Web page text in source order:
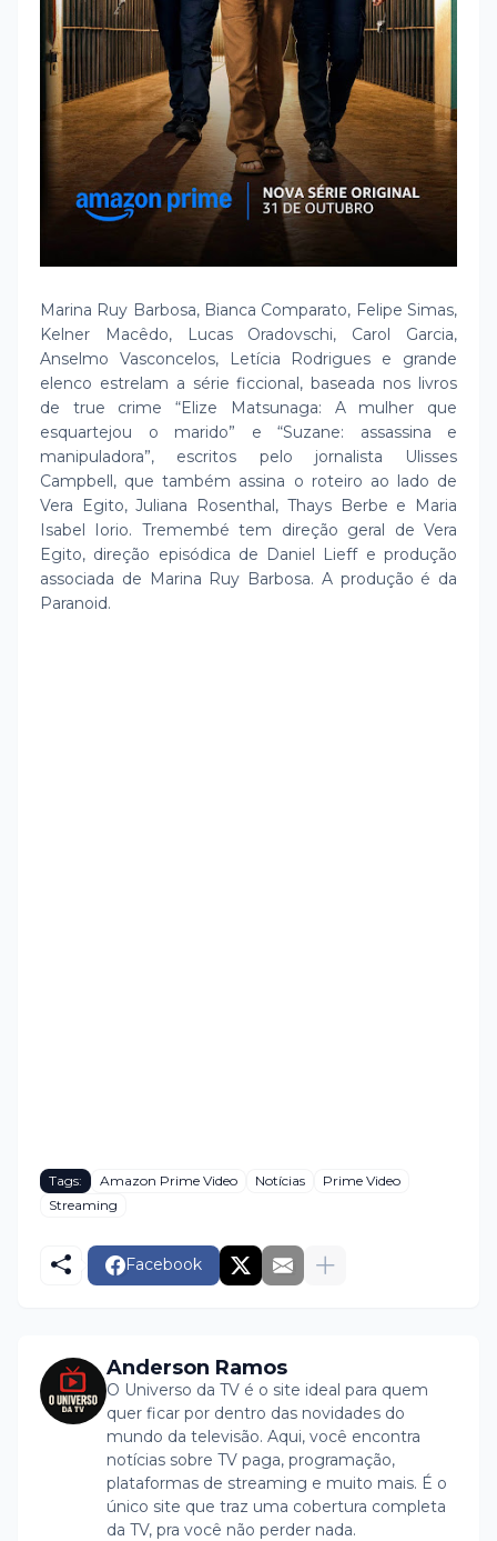
Marina Ruy Barbosa, Bianca Comparato, Felipe Simas,
Kelner Macêdo, Lucas Oradovschi, Carol Garcia,
Anselmo Vasconcelos, Letícia Rodrigues e grande
elenco estrelam a série ficcional, baseada nos livros
de true crime “Elize Matsunaga: A mulher que
esquartejou o marido” e “Suzane: assassina e
manipuladora”, escritos pelo jornalista Ulisses
Campbell, que também assina o roteiro ao lado de
Vera Egito, Juliana Rosenthal, Thays Berbe e Maria
Isabel Iorio. Tremembé tem direção geral de Vera
Egito, direção episódica de Daniel Lieff e produção
associada de Marina Ruy Barbosa. A produção é da
Paranoid.
Tags: Amazon Prime Video Notícias
Prime Video
Streaming
Facebook
Anderson Ramos
O Universo da TV é o site ideal para quem
quer ficar por dentro das novidades do
mundo da televisão. Aqui, você encontra
notícias sobre TV paga, programação,
plataformas de streaming e muito mais. É o
único site que traz uma cobertura completa
da TV, pra você não perder nada.